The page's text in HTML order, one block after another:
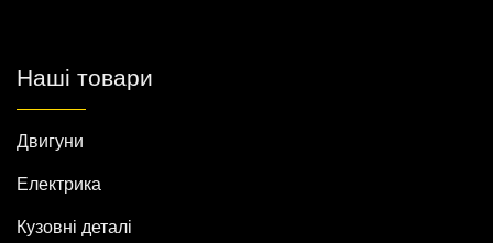
Наші товари
Двигуни
Електрика
Кузовні деталі